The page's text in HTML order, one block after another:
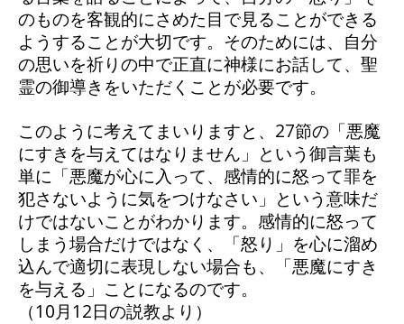
のものを客観的にさめた目で見ることができる
ようすることが大切です。そのためには、自分
の思いを祈りの中で正直に神様にお話して、聖
霊の御導きをいただくことが必要です。
このように考えてまいりますと、27節の「悪魔
にすきを与えてはなりません」という御言葉も
単に「悪魔が心に入って、感情的に怒って罪を
犯さないように気をつけなさい」という意味だ
けではないことがわかります。感情的に怒って
しまう場合だけではなく、「怒り」を心に溜め
込んで適切に表現しない場合も、「悪魔にすき
を与える」ことになるのです。
（10月12日の説教より）